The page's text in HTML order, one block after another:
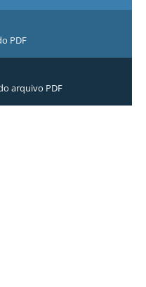
PDF
arquivo PDF